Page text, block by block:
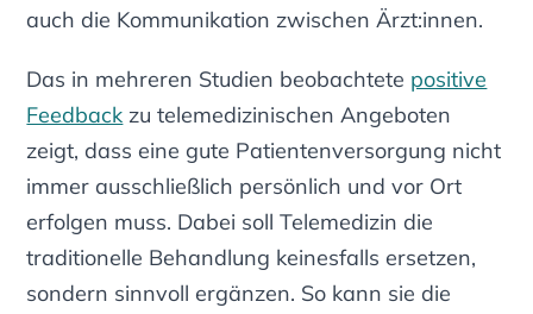
auch die Kommunikation zwischen Ärzt:innen.
Das in mehreren Studien beobachtete positive
Feedback zu telemedizinischen Angeboten
zeigt, dass eine gute Patientenversorgung nicht
immer ausschließlich persönlich und vor Ort
erfolgen muss. Dabei soll Telemedizin die
traditionelle Behandlung keinesfalls ersetzen,
sondern sinnvoll ergänzen. So kann sie die